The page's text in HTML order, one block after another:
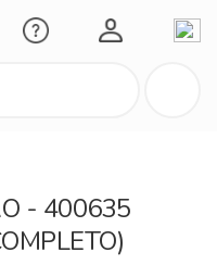
Minha Conta
- 400635